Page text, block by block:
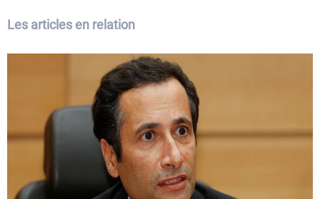
Les articles en relation